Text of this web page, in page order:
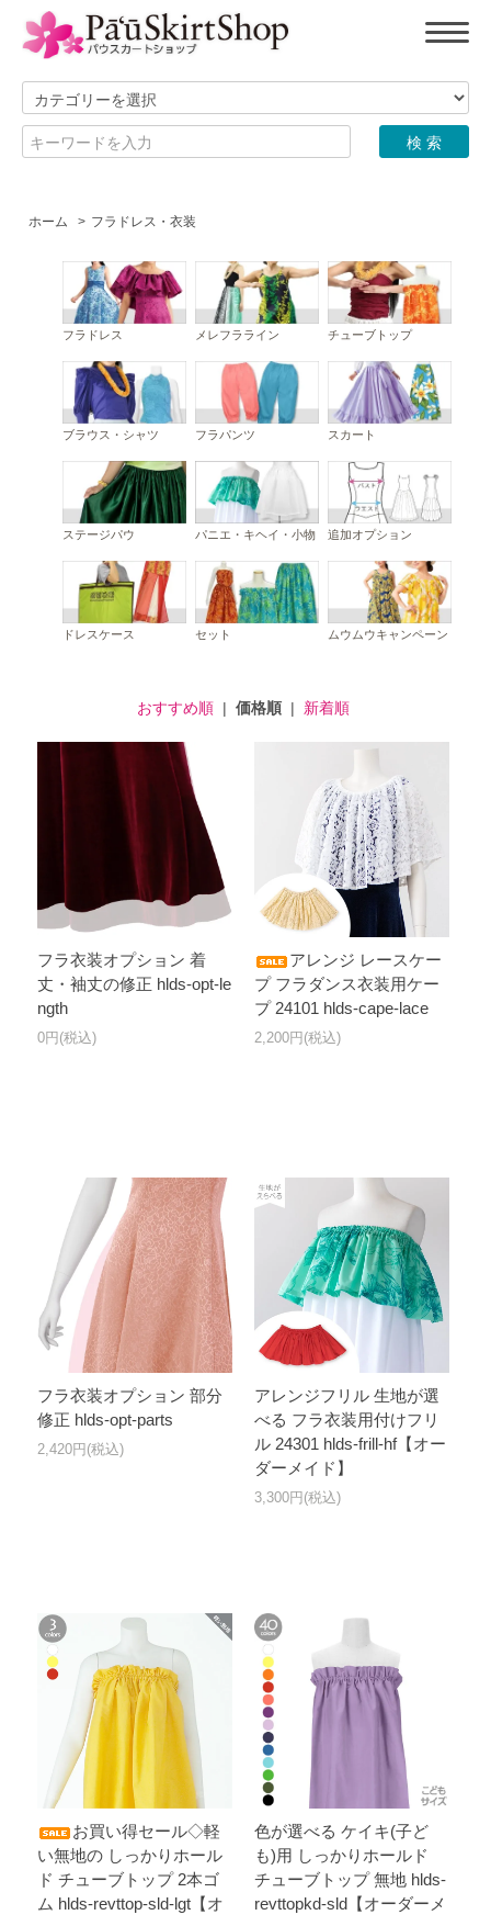
ホーム > フラドレス・衣装
フラドレス メレフラライン チューブトップ
ブラウス・シャツ フラパンツ スカート
ステージパウ パニエ・キヘイ・小物 追加オプション
ドレスケース セット ムウムウキャンペーン
おすすめ順| 価格順| 新着順
フラ衣装オプション 着
丈・袖丈の修正 hlds-opt-le
ngth
0円(税込)
アレンジ レースケー
プ フラダンス衣装用ケー
プ 24101 hlds-cape-lace
2,200円(税込)
フラ衣装オプション 部分
修正 hlds-opt-parts
2,420円(税込)
アレンジフリル 生地が選
べる フラ衣装用付けフリ
ル 24301 hlds-frill-hf【オー
ダーメイド】
3,300円(税込)
お買い得セール◇軽
い無地の しっかりホール
ド チューブトップ 2本ゴ
ム hlds-revttop-sld-lgt【オ
色が選べる ケイキ(子ど
も)用 しっかりホールド
チューブトップ 無地 hlds-
revttopkd-sld【オーダーメ